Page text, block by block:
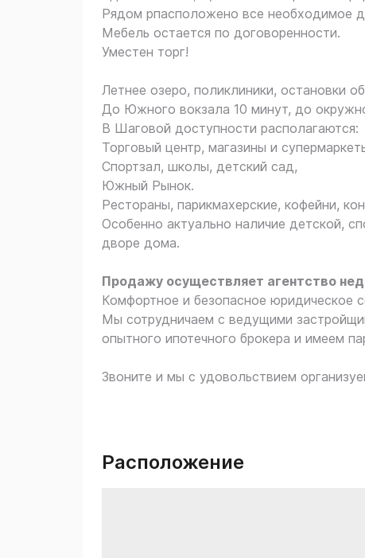
Рядом рпасположено все необходимое
Мебель остается по договоренности.
Уместен торг!
Летнее озеро, поликлиники, остановки
До Южного вокзала 10 минут, до
В Шаговой доступности располагаются:
Торговый центр, магазины и
Спортзал, школы, детский сад,
Южный Рынок.
Рестораны, парикмахерские, кофейни,
Особенно актуально наличие детской,
дворе дома.
Продажу осуществляет агентство
Комфортное и безопасное юридическое
Мы сотрудничаем с ведущими
опытного ипотечного брокера и имеем
Звоните и мы с удовольствием
Расположение